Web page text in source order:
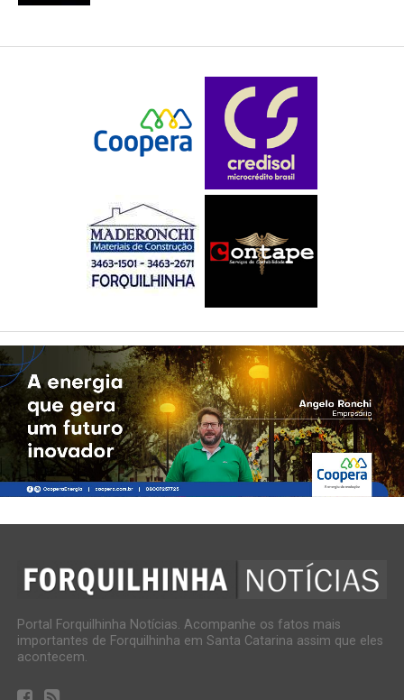
Portal Forquilhinha Notícias. Acompanhe os fatos mais
importantes de Forquilhinha em Santa Catarina assim que eles
acontecem.